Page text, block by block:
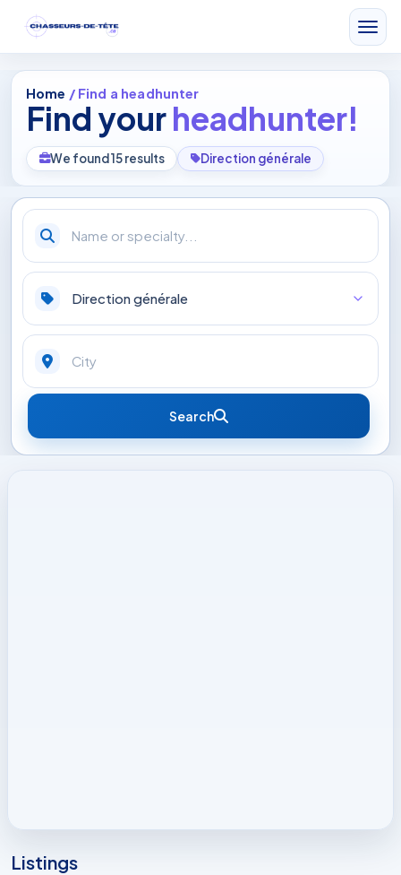
Home / Find a headhunter
Find yourheadhunter!
We found 15 results Direction générale
Search
Listings